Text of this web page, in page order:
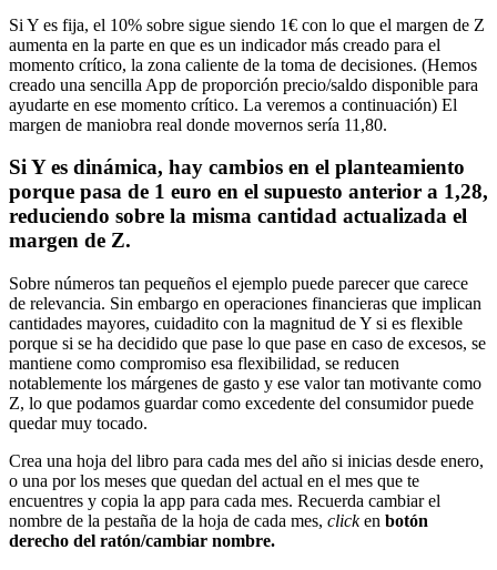
Si Y es fija, el 10% sobre sigue siendo 1€ con lo que el margen de Z
aumenta en la parte en que es un indicador más creado para el
momento crítico, la zona caliente de la toma de decisiones. (Hemos
creado una sencilla App de proporción precio/saldo disponible para
ayudarte en ese momento crítico. La veremos a continuación) El
margen de maniobra real donde movernos sería 11,80.
Si Y es dinámica, hay cambios en el planteamiento
porque pasa de 1 euro en el supuesto anterior a 1,28,
reduciendo sobre la misma cantidad actualizada el
margen de Z.
Sobre números tan pequeños el ejemplo puede parecer que carece
de relevancia. Sin embargo en operaciones financieras que implican
cantidades mayores, cuidadito con la magnitud de Y si es flexible
porque si se ha decidido que pase lo que pase en caso de excesos, se
mantiene como compromiso esa flexibilidad, se reducen
notablemente los márgenes de gasto y ese valor tan motivante como
Z, lo que podamos guardar como excedente del consumidor puede
quedar muy tocado.
Crea una hoja del libro para cada mes del año si inicias desde enero,
o una por los meses que quedan del actual en el mes que te
encuentres y copia la app para cada mes. Recuerda cambiar el
nombre de la pestaña de la hoja de cada mes, clicken botón
derecho del ratón/cambiar nombre.